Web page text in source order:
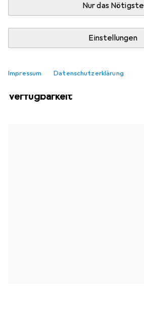
Nur das Nötigste
Einstellungen
Impressum Datenschutzerklärung
Verfügbarkeit